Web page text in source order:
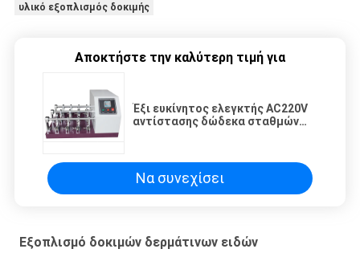
υλικό εξοπλισμός δοκιμής
Αποκτήστε την καλύτερη τιμή για
Έξι ευκίνητος ελεγκτής AC220V
αντίστασης δώδεκα σταθμών
Να συνεχίσει
Εξοπλισμό δοκιμών δερμάτινων ειδών